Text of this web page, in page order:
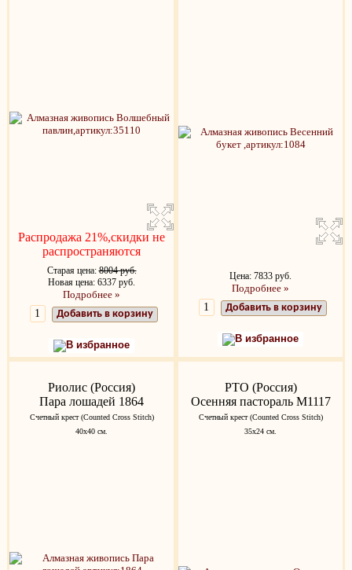
Распродажа 21%,скидки не
распространяются
Старая цена:8004 руб.
Новая цена: 6337 руб.
Подробнее »
Добавить в корзину
В избранное
Цена: 7833 руб.
Подробнее »
Добавить в корзину
В избранное
Риолис (Россия)
Пара лошадей 1864
Счетный крест (Counted Cross Stitch)
40х40 см.
РТО (Россия)
Осенняя пастораль M1117
Счетный крест (Counted Cross Stitch)
35х24 см.